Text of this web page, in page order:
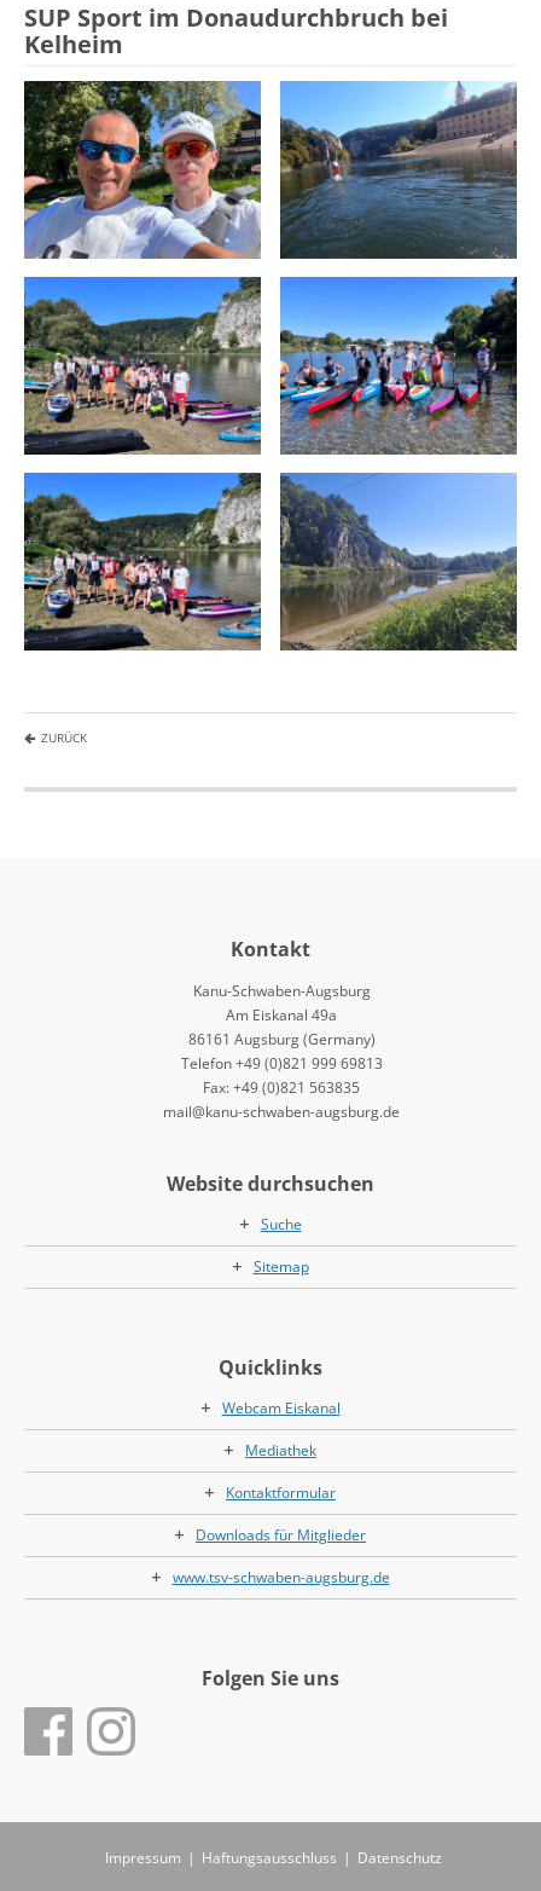
SUP Sport im Donaudurchbruch bei
Kelheim
ZURÜCK
Kontakt
Kanu-Schwaben-Augsburg
Am Eiskanal 49a
86161 Augsburg (Germany)
Telefon +49 (0)821 999 69813
Fax: +49 (0)821 563835
mail@kanu-schwaben-augsburg.de
Website durchsuchen
Suche
Sitemap
Quicklinks
Webcam Eiskanal
Mediathek
Kontaktformular
Downloads für Mitglieder
www.tsv-schwaben-augsburg.de
Folgen Sie uns
Impressum | Haftungsausschluss | Datenschutz